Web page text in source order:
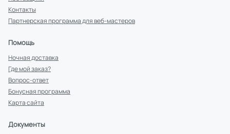
Контакты
Партнерская программа для веб-мастеров
Помощь
Ночная доставка
Где мой заказ?
Вопрос-ответ
Бонусная программа
Карта сайта
Документы